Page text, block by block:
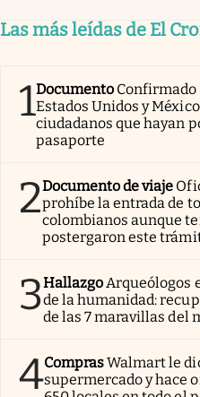
Las más leídas de El
1Documento Confirmado
Estados Unidos y
ciudadanos que hayan
pasaporte
2Documento de viaje
prohíbe la entrada de
colombianos aunque
postergaron este
3HallazgoArqueólogos
de la humanidad:
de las 7 maravillas del
4ComprasWalmart le
supermercado y hace